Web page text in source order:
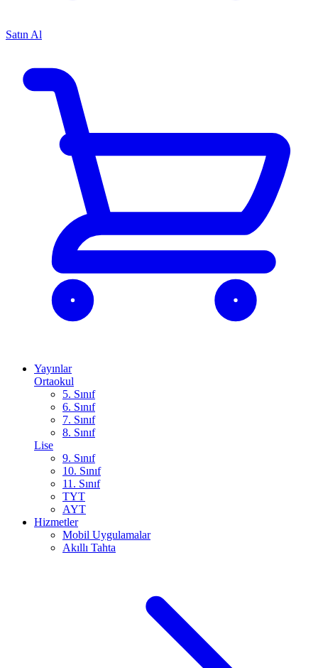
Satın Al
Yayınlar
Ortaokul
5. Sınıf
6. Sınıf
7. Sınıf
8. Sınıf
Lise
9. Sınıf
10. Sınıf
11. Sınıf
TYT
AYT
Hizmetler
Mobil Uygulamalar
Akıllı Tahta